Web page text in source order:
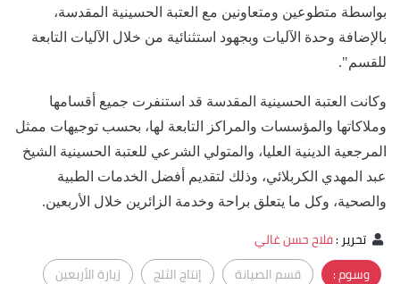
بواسطة متطوعين ومتعاونين مع العتبة الحسينية المقدسة،
بالإضافة وحدة الآليات وبجهود استثنائية من خلال الآليات التابعة
للقسم".
وكانت العتبة الحسينية المقدسة قد استنفرت جميع أقسامها
وملاكاتها والمؤسسات والمراكز التابعة لها، بحسب توجيهات ممثل
المرجعية الدينية العليا، والمتولي الشرعي للعتبة الحسينية الشيخ
عبد المهدي الكربلائي، وذلك لتقديم أفضل الخدمات الطبية
والصحية، وكل ما يتعلق براحة وخدمة الزائرين خلال الأربعين.
تحرير:فلاح حسن غالي
وسوم :
قسم الصيانة إنتاج الثلج
زيارة الأربعين